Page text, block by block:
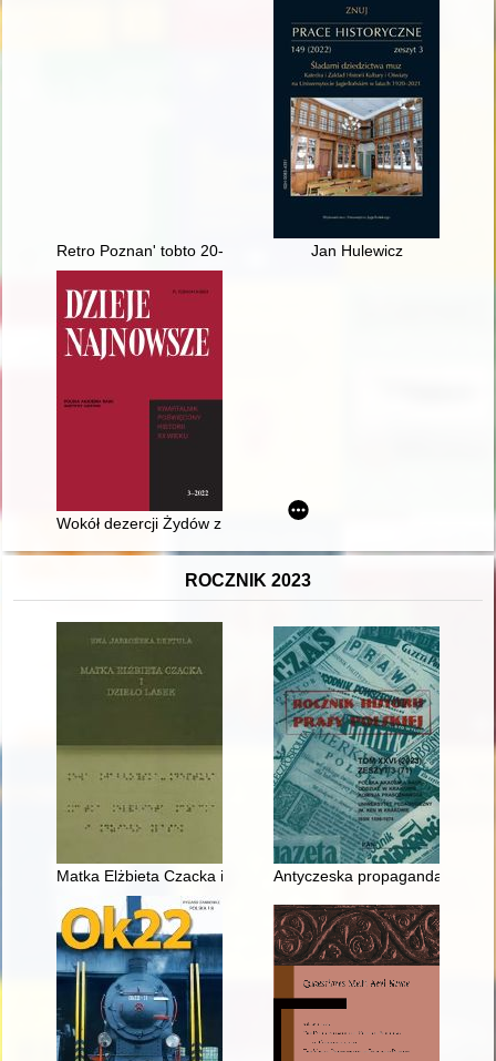
Retro Poznan' tobto 20-tì, 30-tì roki XX stolìttâ
Jan Hulewicz
Wokół dezercji Żydów z Armii Polskiej na Wschodzie i
ROCZNIK 2023
Matka Elżbieta Czacka i dzieło Lasek. T. 1Antyczeska propaganda